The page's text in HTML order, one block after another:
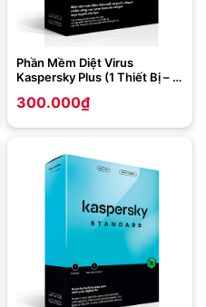
Phần Mềm Diệt Virus
Kaspersky Plus (1 Thiết Bị – 1
300.000₫